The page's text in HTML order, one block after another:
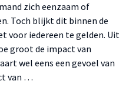
zich eenzaam of
Toch blijkt dit binnen de
voor iedereen te gelden. Uit
groot de impact van
wel eens een gevoel van
van …